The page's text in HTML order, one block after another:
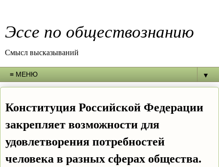
Эссе по обществознанию
Смысл высказываний
▼
Конституция Российской Федерации
закрепляет возможности для
удовлетворения потребностей
человека в разных сферах общества.